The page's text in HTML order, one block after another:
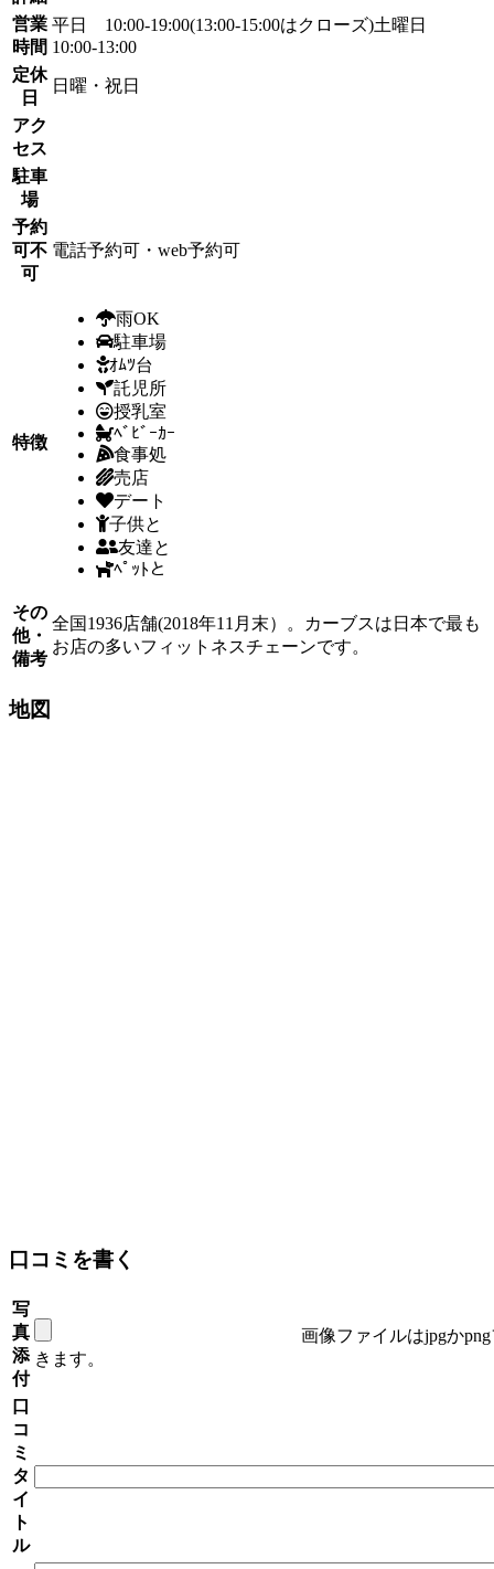
営業
時間
平日 10:00-19:00(13:00-15:00はクローズ)土曜日
10:00-13:00
定休
日
日曜・祝日
アク
セス
駐車
場
予約
可不
可
電話予約可・web予約可
特徴
雨OK
駐車場
ｵﾑﾂ台
託児所
授乳室
ﾍﾞﾋﾞｰｶｰ
食事処
売店
デート
子供と
友達と
ﾍﾟｯﾄと
その
他・
備考
全国1936店舗(2018年11月末）。カーブスは日本で最も
お店の多いフィットネスチェーンです。
地図
口コミを書く
写
真
添
付
画像ファイルはjpgか
きます。
口
コ
ミ
タ
イ
ト
ル